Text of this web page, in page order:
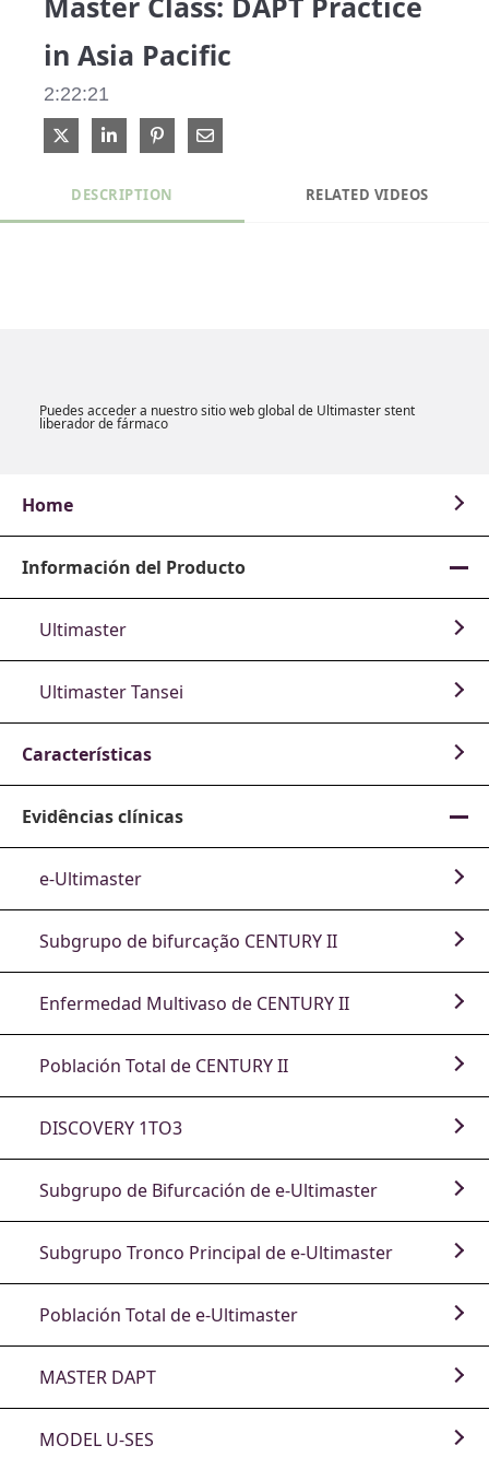
i
e
o
in Asia Pacific
2:22:21
Share on X
Share on LinkedIn
Pin on Pinterest
Share via Email
DESCRIPTION RELATED VIDEOS
Puedes acceder a nuestro sitio web global de Ultimaster stent
liberador de fármaco
Home
Información del Producto
Ultimaster
Ultimaster Tansei
Características
Evidências clínicas
e-Ultimaster
Subgrupo de bifurcação CENTURY II
Enfermedad Multivaso de CENTURY II
Población Total de CENTURY II
DISCOVERY 1TO3
Subgrupo de Bifurcación de e-Ultimaster
Subgrupo Tronco Principal de e-Ultimaster
Población Total de e-Ultimaster
MASTER DAPT
MODEL U-SES